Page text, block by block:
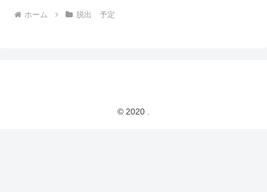
ホーム 脱出 予定
© 2020 .